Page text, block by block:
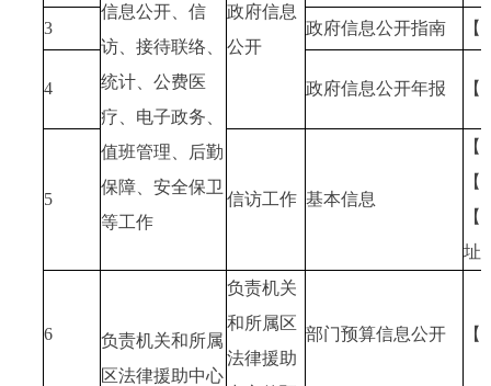
信息公开、信
访、接待联络、
统计、公费医
疗、电子政务、
值班管理、后勤
保障、安全保卫
等工作
政府信息
公开
3 政府信息公开指南
4 政府信息公开年报
5 信访工作 基本信息
址
6
负责机关和所属
区法律援助中心
负责机关
和所属区
法律援助
部门预算信息公开